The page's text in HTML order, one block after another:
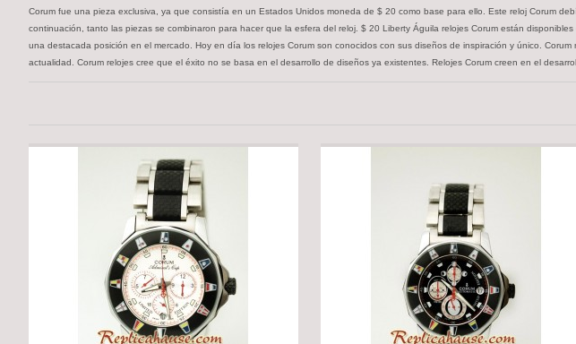
Corum fue una pieza exclusiva, ya que consistía en un Estados Unidos moneda de $ 20 como base para ello. Este reloj Corum
continuación, tanto las piezas se combinaron para hacer que la esfera del reloj. $ 20 Liberty Águila relojes Corum están
una destacada posición en el mercado. Hoy en día los relojes Corum son conocidos con sus diseños de inspiración y único.
actualidad. Corum relojes cree que el éxito no se basa en el desarrollo de diseños ya existentes. Relojes Corum creen en el